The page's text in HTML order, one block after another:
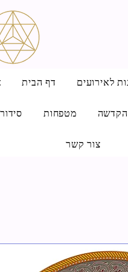
דף הבית לאירועים
מטפחות הקדשה
צור קשר